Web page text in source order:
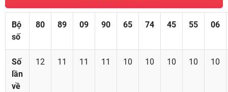
Bộ
số
80 89 09 90 65 74 45 55 06
Số
lần
về
12 11 11 11 10 10 10 10 10